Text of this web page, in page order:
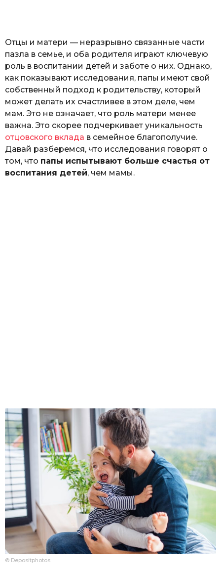
Отцы и матери — неразрывно связанные части
пазла в семье, и оба родителя играют ключевую
роль в воспитании детей и заботе о них. Однако,
как показывают исследования, папы имеют свой
собственный подход к родительству, который
может делать их счастливее в этом деле, чем
мам. Это не означает, что роль матери менее
важна. Это скорее подчеркивает уникальность
отцовского вклада в семейное благополучие.
Давай разберемся, что исследования говорят о
том, что папы испытывают больше счастья от
воспитания детей, чем мамы.
© Depositphotos